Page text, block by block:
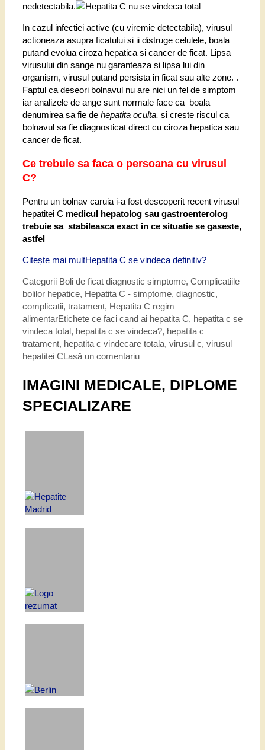
nedetectabila.
In cazul infectiei active (cu viremie detectabila), virusul
actioneaza asupra ficatului si ii distruge celulele, boala
putand evolua ciroza hepatica si cancer de ficat. Lipsa
virusului din sange nu garanteaza si lipsa lui din
organism, virusul putand persista in ficat sau alte zone. .
Faptul ca deseori bolnavul nu are nici un fel de simptom
iar analizele de ange sunt normale face ca boala
denumirea sa fie de hepatita oculta, si creste riscul ca
bolnavul sa fie diagnosticat direct cu ciroza hepatica sau
cancer de ficat.
Ce trebuie sa faca o persoana cu virusul
C?
Pentru un bolnav caruia i-a fost descoperit recent virusul
hepatitei C medicul hepatolog sau gastroenterolog
trebuie sa stabileasca exact in ce situatie se gaseste,
astfel
Citește mai multHepatita C se vindeca definitiv?
Categorii Boli de ficat diagnostic simptome, Complicatiile
bolilor hepatice, Hepatita C - simptome, diagnostic,
complicatii, tratament, Hepatita C regim
alimentarEtichete ce faci cand ai hepatita C, hepatita c se
vindeca total, hepatita c se vindeca?, hepatita c
tratament, hepatita c vindecare totala, virusul c, virusul
hepatitei CLasă un comentariu
IMAGINI MEDICALE, DIPLOME
SPECIALIZARE